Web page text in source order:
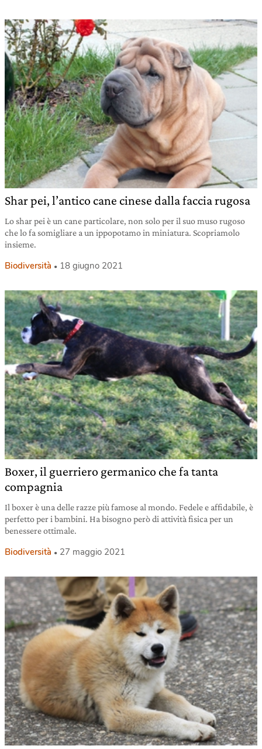
Shar pei, l’antico cane cinese dalla faccia rugosa
Lo shar pei è un cane particolare, non solo per il suo muso rugoso
che lo fa somigliare a un ippopotamo in miniatura. Scopriamolo
insieme.
Biodiversità 18 giugno 2021
Boxer, il guerriero germanico che fa tanta
compagnia
Il boxer è una delle razze più famose al mondo. Fedele e affidabile, è
perfetto per i bambini. Ha bisogno però di attività fisica per un
benessere ottimale.
Biodiversità 27 maggio 2021